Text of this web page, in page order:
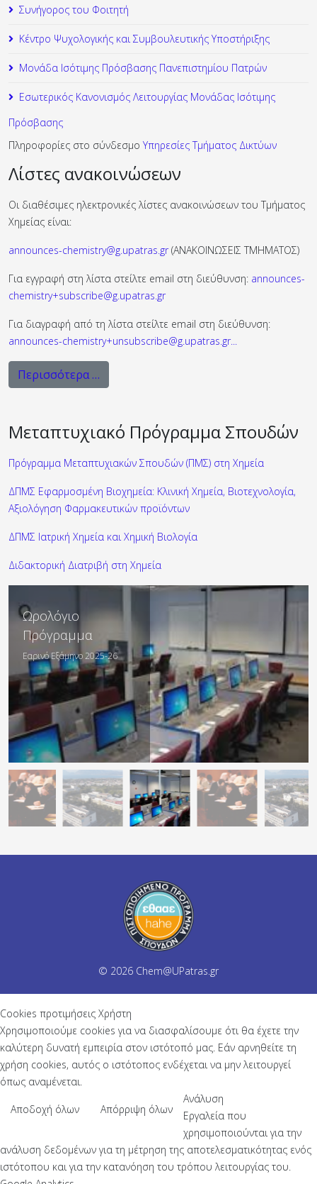
Συνήγορος του Φοιτητή
Κέντρο Ψυχολογικής και Συμβουλευτικής Υποστήριξης
Μονάδα Ισότιμης Πρόσβασης Πανεπιστημίου Πατρών
Εσωτερικός Κανονισμός Λειτουργίας Μονάδας Ισότιμης
Πρόσβασης
Πληροφορίες στο σύνδεσμο Υπηρεσίες Τμήματος Δικτύων
Λίστες ανακοινώσεων
Οι διαθέσιμες ηλεκτρονικές λίστες ανακοινώσεων του Τμήματος
Χημείας είναι:
announces-chemistry@g.upatras.gr (ΑΝΑΚΟΙΝΩΣΕΙΣ ΤΜΗΜΑΤΟΣ)
Για εγγραφή στη λίστα στείλτε email στη διεύθυνση: announces-
chemistry+subscribe@g.upatras.gr
Για διαγραφή από τη λίστα στείλτε email στη διεύθυνση:
announces-chemistry+unsubscribe@g.upatras.gr...
Περισσότερα …
Μεταπτυχιακό Πρόγραμμα Σπουδών
Πρόγραμμα Μεταπτυχιακών Σπουδών (ΠΜΣ) στη Χημεία
ΔΠΜΣ Εφαρμοσμένη Βιοχημεία: Κλινική Χημεία, Βιοτεχνολογία,
Αξιολόγηση Φαρμακευτικών προϊόντων
ΔΠΜΣ Ιατρική Χημεία και Χημική Βιολογία
Διδακτορική Διατριβή στη Χημεία
Οδηγός Σπουδών
Ακαδημαϊκό Έτος 2026-27
Ωρολόγιο
Πρόγραμμα
Εαρινό Εξάμηνο 2025-26
© 2026 Chem@UPatras.gr
Cookies προτιμήσεις Χρήστη
Χρησιμοποιούμε cookies για να διασφαλίσουμε ότι θα έχετε την
καλύτερη δυνατή εμπειρία στον ιστότοπό μας. Εάν αρνηθείτε τη
χρήση cookies, αυτός ο ιστότοπος ενδέχεται να μην λειτουργεί
όπως αναμένεται.
Αποδοχή όλων Απόρριψη όλων
Ανάλυση
Εργαλεία που
χρησιμοποιούνται για την
ανάλυση δεδομένων για τη μέτρηση της αποτελεσματικότητας ενός
ιστότοπου και για την κατανόηση του τρόπου λειτουργίας του.